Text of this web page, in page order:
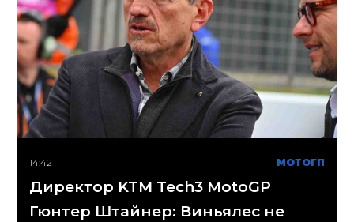
14:42 МОТОГП
Директор KTM Tech3 MotoGP
Гюнтер Штайнер: Виньялес не